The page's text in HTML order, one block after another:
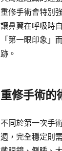
重修手術會特別
讓鼻翼在呼吸時
「第一眼印象」
跡。
重修手術的
不同於第一次手
週，完全穩定則